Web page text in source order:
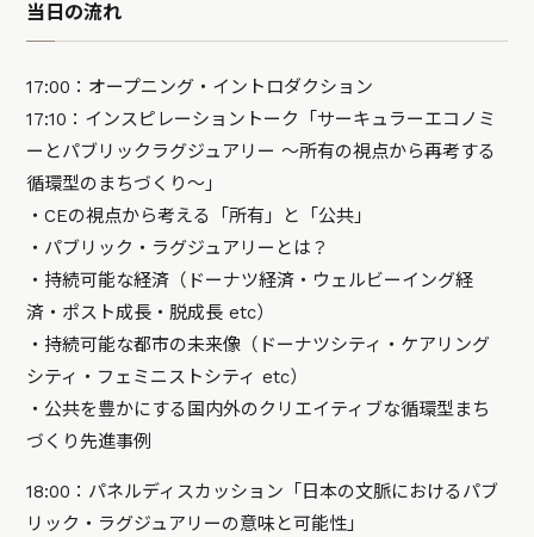
当日の流れ
17:00：オープニング・イントロダクション
17:10：インスピレーショントーク「サーキュラーエコノミ
ーとパブリックラグジュアリー 〜所有の視点から再考する
循環型のまちづくり〜」
・CEの視点から考える「所有」と「公共」
・パブリック・ラグジュアリーとは？
・持続可能な経済（ドーナツ経済・ウェルビーイング経
済・ポスト成長・脱成長 etc）
・持続可能な都市の未来像（ドーナツシティ・ケアリング
シティ・フェミニストシティ etc）
・公共を豊かにする国内外のクリエイティブな循環型まち
づくり先進事例
18:00：パネルディスカッション「日本の文脈におけるパブ
リック・ラグジュアリーの意味と可能性」